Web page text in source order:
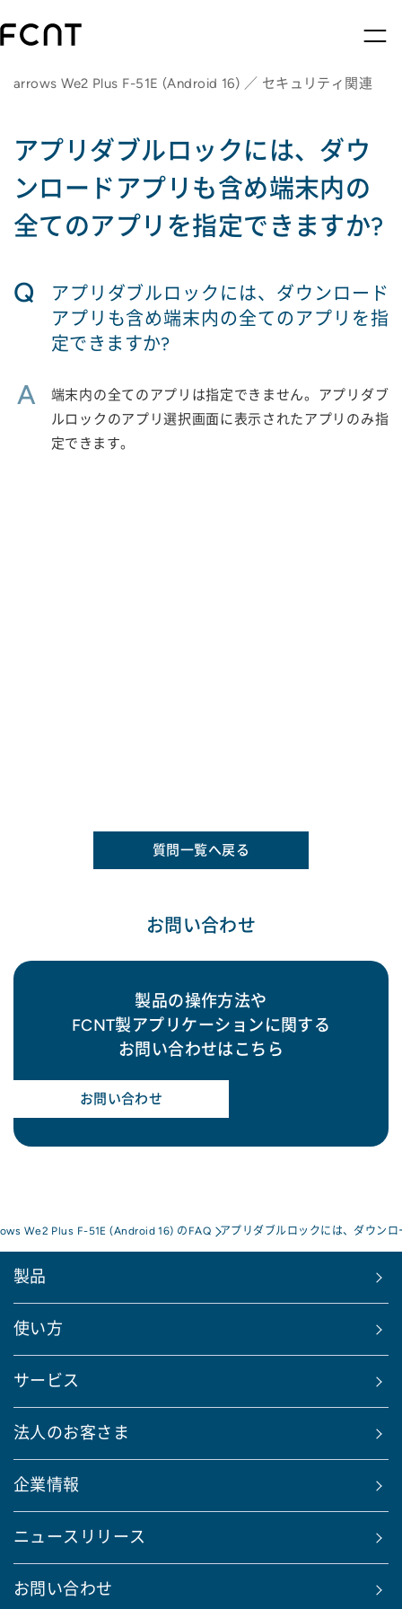
arrows We2 Plus F-51E (Android 16) ／ セキュリティ関連
アプリダブルロックには、ダウ
ンロードアプリも含め端末内の
全てのアプリを指定できますか?
Q
アプリダブルロックには、ダウンロード
アプリも含め端末内の全てのアプリを指
定できますか?
A
端末内の全てのアプリは指定できません。アプリダブ
ルロックのアプリ選択画面に表示されたアプリのみ指
定できます。
質問一覧へ戻る
お問い合わせ
製品の操作方法や
FCNT製アプリケーションに関する
お問い合わせはこちら
お問い合わせ
We2 Plus F-51E (Android 16) のFAQ アプリダブルロックには、ダウン
製品
使い方
サービス
法人のお客さま
企業情報
ニュースリリース
お問い合わせ